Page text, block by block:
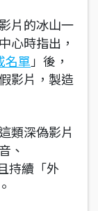
片的冰山一
心時指出，
名單 」後，
影片，製造
類深偽影片
、
持續「外